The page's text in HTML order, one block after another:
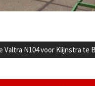
Valtra N104 voor Klijnstra te